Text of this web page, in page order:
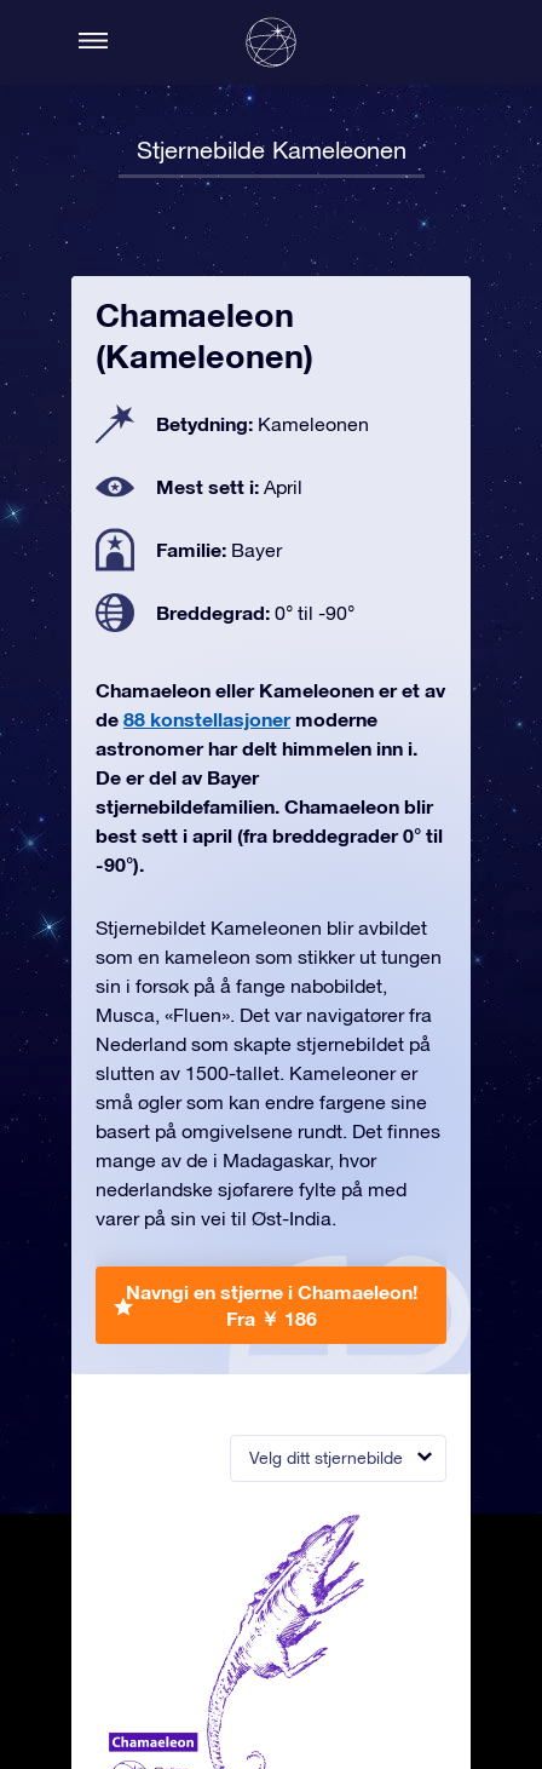
Stjernebilde Kameleonen
Velg ditt stjernebilde
Chamaeleon
(Kameleonen)
Betydning: Kameleonen
Mest sett i: April
Familie: Bayer
Breddegrad: 0° til -90°
Chamaeleon eller Kameleonen er et av
de 88 konstellasjonermoderne
astronomer har delt himmelen inn i.
De er del av Bayer
stjernebildefamilien. Chamaeleon blir
best sett i april (fra breddegrader 0° til
-90°).
Stjernebildet Kameleonen blir avbildet
som en kameleon som stikker ut tungen
sin i forsøk på å fange nabobildet,
Musca, «Fluen». Det var navigatører fra
Nederland som skapte stjernebildet på
slutten av 1500-tallet. Kameleoner er
små øgler som kan endre fargene sine
basert på omgivelsene rundt. Det finnes
mange av de i Madagaskar, hvor
nederlandske sjøfarere fylte på med
varer på sin vei til Øst-India.
Navngi en stjerne i Chamaeleon!
Fra ￥ 186